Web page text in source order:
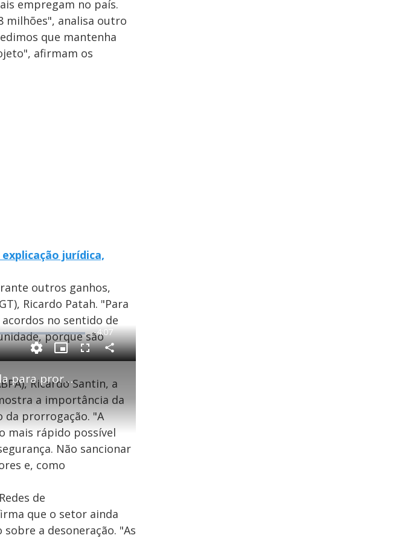
empregam no país.
milhões", analisa outro
que mantenha
afirmam os
jurídica,
outros ganhos,
Ricardo Patah. "Para
no sentido de
porque são
Empresários e trabalhadores esperam sanção de Lula para prorrogar desoneração da folha de pagamento
R
e
m
a
n
n
g
e
-4:07
e
l
o
c
d
a
e
P
i
t
u
r
-
i
-
P
i
c
u
r
F
u
s
c
e
e
C
o
Ricardo Santin, a
a importância da
da prorrogação. "A
mais rápido possível
Não sancionar
e, como
de
que o setor ainda
a desoneração. "As